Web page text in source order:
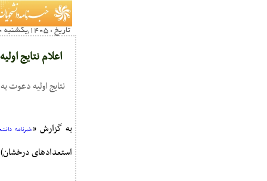
تاریخ : 1405,یکشنبه 10 خرداد22:16
اعلام نتایج
نتایج اولیه دعوت به
به گزارش «خبرنامه
استعدادهای درخشان) سال 1405 دانشگاه آزاد